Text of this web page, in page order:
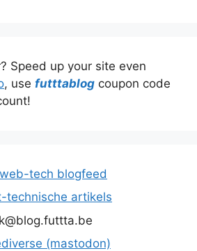
Speed up your site even
, use futttablog coupon code
tech blogfeed
technische artikels
(mastodon)